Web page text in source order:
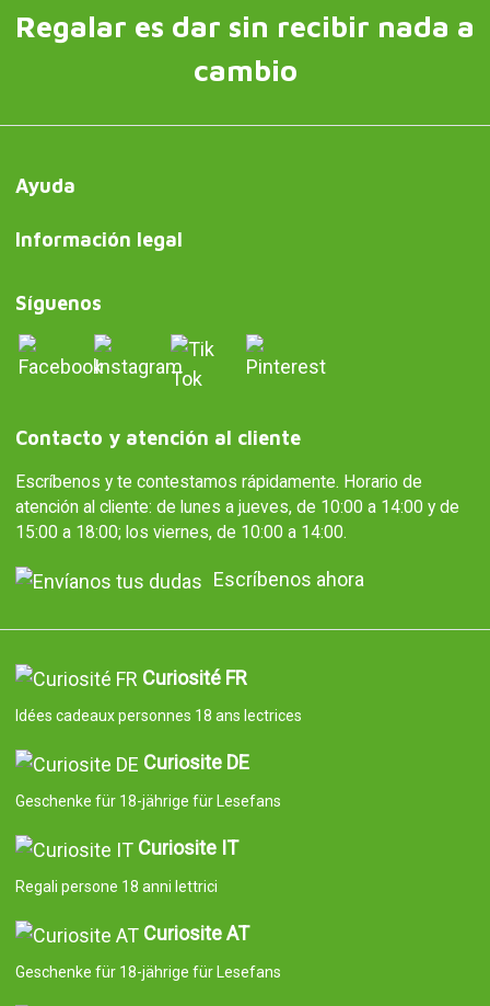
Regalar es dar sin recibir nada a
cambio
Ayuda
Información legal
Síguenos
Contacto y atención al cliente
Escríbenos y te contestamos rápidamente. Horario de
atención al cliente: de lunes a jueves, de 10:00 a 14:00 y de
15:00 a 18:00; los viernes, de 10:00 a 14:00.
Escríbenos ahora
Curiosité FR
Idées cadeaux personnes 18 ans lectrices
Curiosite DE
Geschenke für 18-jährige für Lesefans
Curiosite IT
Regali persone 18 anni lettrici
Curiosite AT
Geschenke für 18-jährige für Lesefans